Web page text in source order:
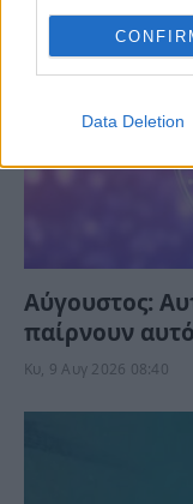
Data Deletion
Αύγουστος:
παίρνουν
ευκαιρίες και
Κυ, 9 Αυγ 2026 08:40